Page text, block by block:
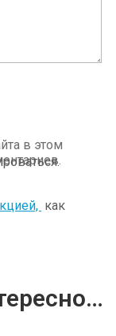
в этом
как